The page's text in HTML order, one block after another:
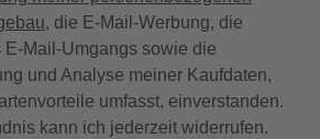
, die E-Mail-Werbung, die
Mail-Umgangs sowie die
und Analyse meiner Kaufdaten,
umfasst, einverstanden.
kann ich jederzeit widerrufen.